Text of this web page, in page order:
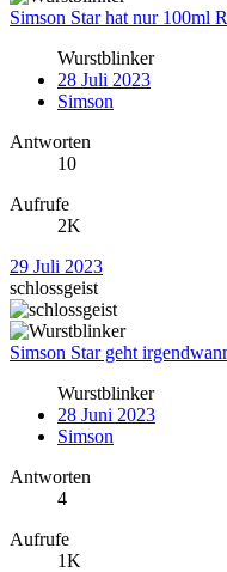
Simson Star hat nur 100ml
Wurstblinker
28 Juli 2023
Simson
Antworten
10
Aufrufe
2K
29 Juli 2023
schlossgeist
Simson Star geht
Wurstblinker
28 Juni 2023
Simson
Antworten
4
Aufrufe
1K